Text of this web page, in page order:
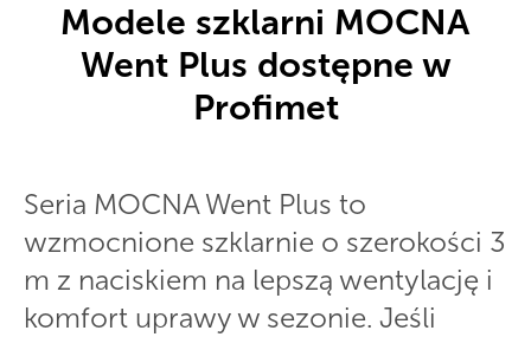
Modele szklarni MOCNA
Went Plus dostępne w
Profimet
Seria MOCNA Went Plus to
wzmocnione szklarnie o szerokości 3
m z naciskiem na lepszą wentylację i
komfort uprawy w sezonie. Jeśli